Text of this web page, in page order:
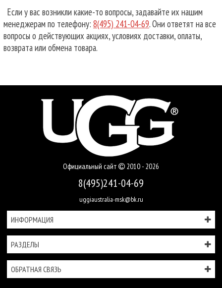
Если у вас возникли какие-то вопросы, задавайте их нашим
менеджерам по телефону: 8(495) 241-04-69. Они ответят на все
вопросы о действующих акциях, условиях доставки, оплаты,
возврата или обмена товара.
Официальный сайт 2010 - 2026
8(495)241-04-69
uggiaustralia-msk@bk.ru
ИНФОРМАЦИЯ
РАЗДЕЛЫ
ОБРАТНАЯ СВЯЗЬ